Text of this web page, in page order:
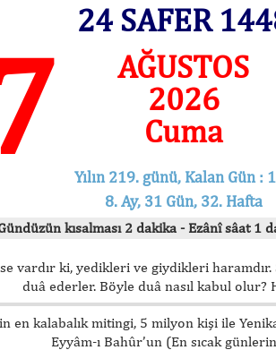
24 SAFER
AĞUSTOS
2026
Cuma
Yılın 219. günü, Kalan Gün :
8. Ay, 31 Gün, 32. Hafta
kısalması 2 dakika - Ezânî sâat 1
vardır ki, yedikleri ve giydikleri haramdır.
duâ ederler. Böyle duâ nasıl kabul olur?
en kalabalık mitingi, 5 milyon kişi ile
Eyyâm-ı Bahûr’un (En sıcak